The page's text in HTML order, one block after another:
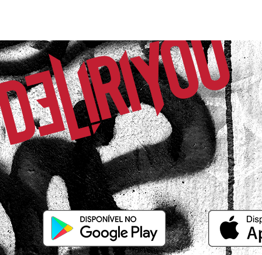
Rio de Janeiro / RJ
.
Claudia F.
Comprador Verificado
18/02/2026 às 14h00
São Paulo / SP
Amowwww